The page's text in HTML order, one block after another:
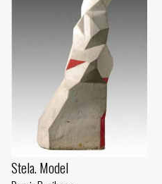
Stela. Model